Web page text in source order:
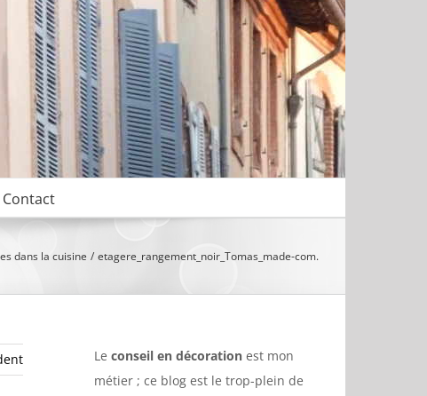
Contact
dans la cuisine etagere_rangement_noir_Tomas_made-com.
Le conseil en décoration est mon
métier ; ce blog est le trop-plein de